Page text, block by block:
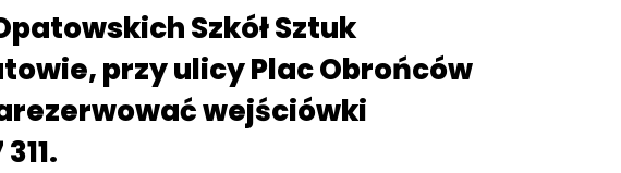
Szkół Sztuk
przy ulicy Plac Obrońców
wejściówki